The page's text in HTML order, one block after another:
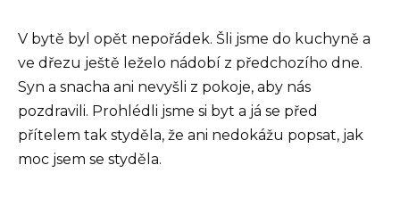
V bytě byl opět nepořádek. Šli jsme do kuchyně a
ve dřezu ještě leželo nádobí z předchozího dne.
Syn a snacha ani nevyšli z pokoje, aby nás
pozdravili. Prohlédli jsme si byt a já se před
přítelem tak styděla, že ani nedokážu popsat, jak
moc jsem se styděla.